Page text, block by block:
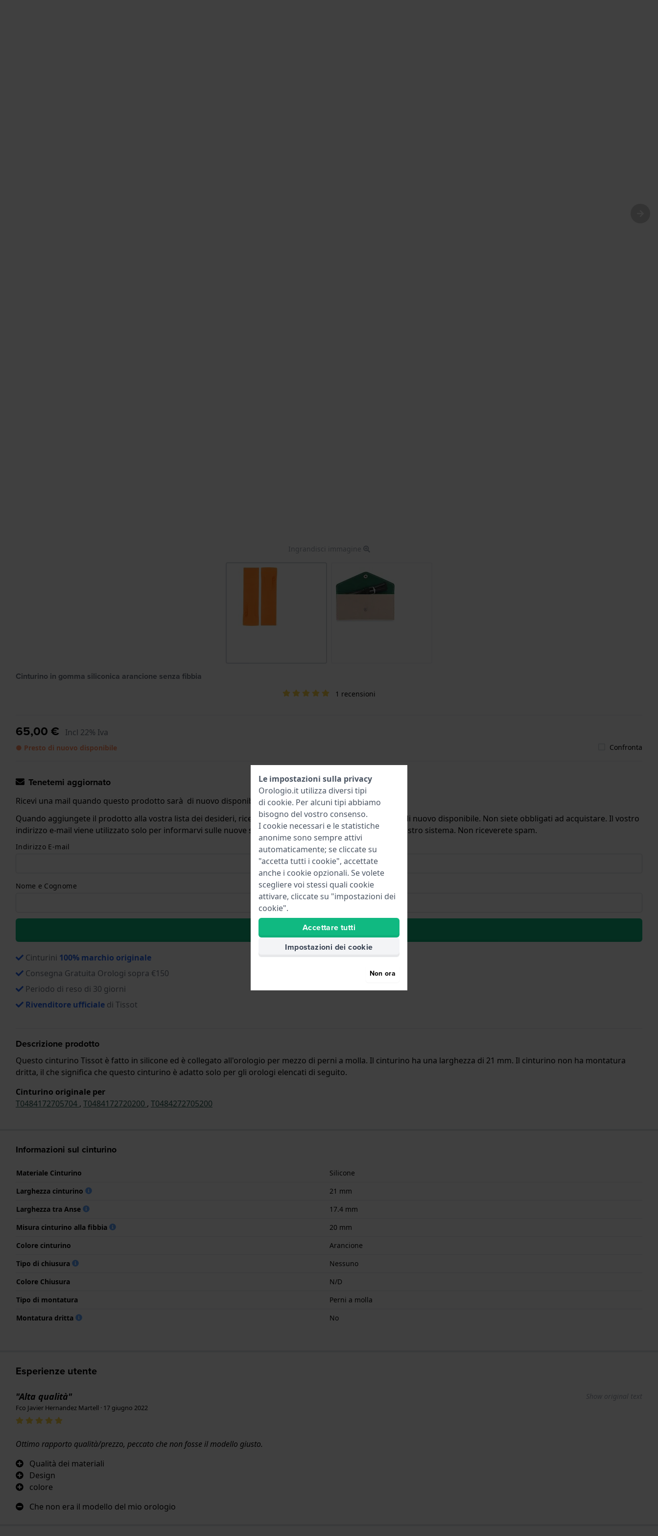
Ingrandisci immagine
Cinturino in gomma siliconica arancione senza fibbia
1 recensioni
65,00 € Incl 22% Iva
● Presto di nuovo disponibile Confronta
Tenetemi aggiornato
Ricevi una mail quando questo prodotto sarà di nuovo disponibile.
Quando aggiungete il prodotto alla vostra lista dei desideri, riceverete un'e-mail quando il prodotto sarà di nuovo disponibile. Non siete obbligati ad acquistare. Il vostro
indirizzo e-mail viene utilizzato solo per informarvi sulle nuove scorte. Subito dopo viene cancellato dal nostro sistema. Non riceverete spam.
Indirizzo E-mail
Nome e Cognome
alla lista dei desideri
Cinturini 100% marchio originale
Consegna Gratuita Orologi sopra €150
Periodo di reso di 30 giorni
Rivenditore ufficiale di Tissot
Descrizione prodotto
Questo cinturino Tissot è fatto in silicone ed è collegato all'orologio per mezzo di perni a molla. Il cinturino ha una larghezza di 21 mm. Il cinturino non ha montatura
dritta, il che significa che questo cinturino è adatto solo per gli orologi elencati di seguito.
Cinturino originale per
T0484172705704 , T0484172720200 , T0484272705200
Informazioni sul cinturino
Materiale Cinturino
Silicone
Larghezza cinturino
21 mm
Larghezza tra Anse
17.4 mm
Misura cinturino alla fibbia
20 mm
Colore cinturino
Arancione
Tipo di chiusura
Nessuno
Colore Chiusura
N/D
Tipo di montatura
Perni a molla
Montatura dritta
No
Esperienze utente
"Alta qualità" Show original text
Fco Javier Hernandez Martell · 17 giugno 2022
Ottimo rapporto qualità/prezzo, peccato che non fosse il modello giusto.
Qualità dei materiali
Design
colore
Che non era il modello del mio orologio
Le impostazioni sulla privacy
Orologio.it utilizza diversi tipi
di cookie. Per alcuni tipi abbiamo
bisogno del vostro consenso.
I cookie necessari e le statistiche
anonime sono sempre attivi
automaticamente; se cliccate su
"accetta tutti i cookie", accettate
anche i cookie opzionali. Se volete
scegliere voi stessi quali cookie
attivare, cliccate su "impostazioni dei
cookie".
Accettare tutti
Impostazioni dei cookie
Non ora